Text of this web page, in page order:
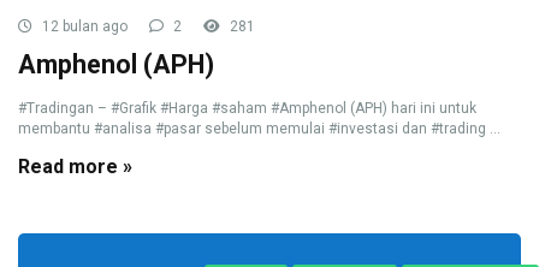
12 bulan ago 2 281
Amphenol (APH)
#Tradingan – #Grafik #Harga #saham #Amphenol (APH) hari ini untuk
membantu #analisa #pasar sebelum memulai #investasi dan #trading ...
Read more »